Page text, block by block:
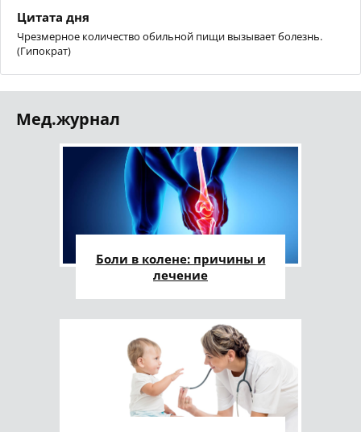
Цитата дня
Чрезмерное количество обильной пищи вызывает болезнь.
(Гипократ)
Мед.журнал
Боли в колене: причины и
лечение